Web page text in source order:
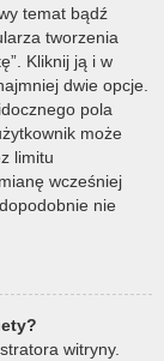
temat bądź
tworzenia
Kliknij ją i w
dwie opcje.
pola
może
limitu
wcześniej
nie
witryny.